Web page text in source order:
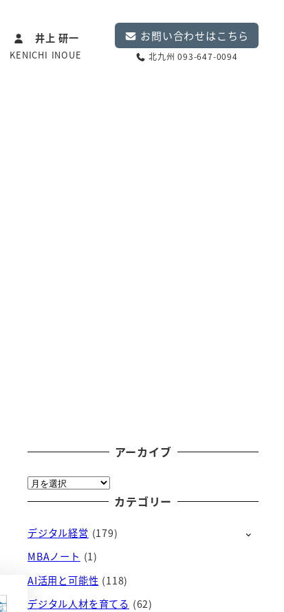
井上 研一
KENICHI INOUE
お問い合わせはこちら
北九州 093-647-0094
アーカイブ
ア
ー
イ
ブ
カテゴリー
デジタル経営 (179)
MBAノート (1)
AI活用と可能性 (118)
デジタル人材を育てる (62)